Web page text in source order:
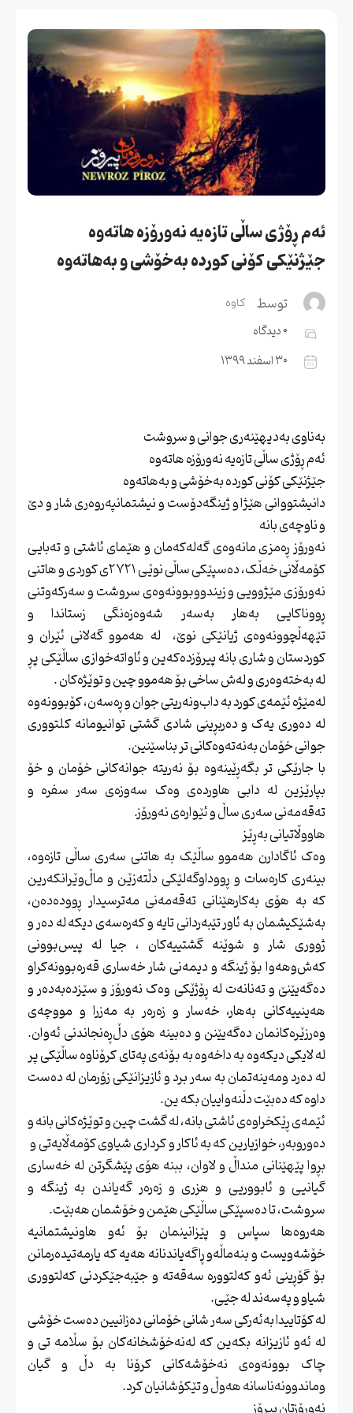
ئەم ڕۆژی ساڵی تازەیە نەورۆزە هاتەوە
جێژنێکی کۆنی کوردە بەخۆشی و بەهاتەوە
توسط کاوه
0 دیدگاه
۳۰ اسفند ۱۳۹۹
بەناوی بەدیهێنەری جوانی و سروشت
ئەم ڕۆژی ساڵی تازەیە نەورۆزە هاتەوە
جێژنێکی کۆنی کوردە بەخۆشی و بەهاتەوە
دانیشتووانی هێژا و ژینگەدۆست و نیشتمانپەروەری شار و دێ
و ناوچەی بانە
نەورۆز ڕەمزی مانەوەی گەلەکەمان و هێمای ئاشتی و تەبایی
کۆمەڵانی خەڵک، دەسپێکی ساڵی نوێی ۲۷۲۱ی کوردی و هاتنی
نەورۆزی مێژوویی و زیندووبوونەوەی سروشت و سەرکەوتنی
ڕووناکایی بەهار بەسەر شەوەزەنگی زستاندا و
تێهەڵچوونەوەی ژیانێکی نوێ، لە هەموو گەلانی ئێران و
کوردستان و شاری بانە پیرۆزدەکەین و ئاواتەخوازی ساڵێکی پڕ
لە بەختەوەری و لەش ساخی بۆ هەموو چین و توێژەکان .
لەمێژە ئێمەی کورد بە داب‌ونەریتی جوان و ڕەسەن، کۆبوونەوە
لە دەوری یەک و دەربڕینی شادی گشتی توانیومانە کلتووری
جوانی خۆمان بەنەتەوەکانی تر بناسێنین.
با جارێکی تر بگەڕێینەوە بۆ نەریتە جوانەکانی خۆمان و خۆ
بپارێزین لە دابی هاوردەی وەک سەوزەی سەر سفرە و
تەقەمەنی سەری ساڵ و ئێوارەی نەورۆز.
هاووڵاتیانی بەڕێز
وەک ئاگادارن هەموو ساڵێک بە هاتنی سەری ساڵی تازەوە،
بینەری کارەسات و ڕووداوگەلێکی دڵتەزێن و ماڵ‌وێرانکەرین
کە بە هۆی بەکارهێنانی تەقەمەنی مەترسیدار ڕوودەدەن،
بەشێکیشمان بە ئاور تێبەردانی تایە و کەرەسەی دیکە لە دەر و
ژووری شار و شوێنە گشتییەکان ، جیا لە پیس‌بوونی
کەش‌وهەوا بۆ ژینگە و دیمەنی شار خەساری قەرەبوونەکراو
دەگەیێنێ و تەنانەت لە ڕۆژێکی وەک نەورۆز و سێزدەبەدەر و
هەینییەکانی بەهار، خەسار و زەرەر بە مەزرا و مووچەی
وەرزێرەکانمان دەگەیێنن و دەبینە هۆی دڵ‌ڕەنجاندنی ئەوان.
لە لایکی دیکەوە بە داخەوە بە بۆنەی پەتای کرۆناوە ساڵێکی پر
لە دەرد ومەینەتمان بە سەر برد و ئازیزانێکی زۆرمان لە دەست
داوە کە دەبێت دڵنەواییان بکە ین.
ئێمەی ڕێکخراوەی ئاشتی بانە، لە گشت چین و توێژەکانی بانە و
دەوروبەر، خوازیارین کە بە ئاکار و کرداری شیاوی کۆمەڵایەتی و
بڕوا پێهێنانی منداڵ و لاوان، ببنە هۆی پێشگرتن لە خەساری
گیانیی و ئابووریی و هزری و زەرەر گەیاندن بە ژینگە و
سروشت، تا دەسپێکی ساڵێکی هێمن و خۆشمان هەبێت.
هەروەها سپاس و پێزانینمان بۆ ئەو هاونیشتمانیە
خۆشەویست و بنەماڵەو ڕاگەیاندنانە هەیە کە یارمەتیدەرمانن
بۆ گۆڕینی ئەو کەلتوورە سەقەتە و جێبەجێکردنی کەلتووری
شیاو و پەسەند لە جێی.
لە کۆتاییدا بەئەرکی سەر شانی خۆمانی دەزانیین دەست خۆشی
لە ئەو ئازیزانە بکەین کە لەنەخۆشخانەکان بۆ سڵامە تی و
چاک بوونەوەی نەخۆشەکانی کرۆنا بە دڵ و گیان
وماندوونەناسانە هەوڵ و تێکۆشانیان کرد.